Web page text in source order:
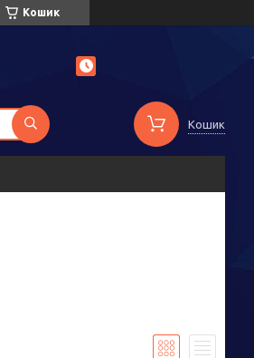
Кошик
Кошик